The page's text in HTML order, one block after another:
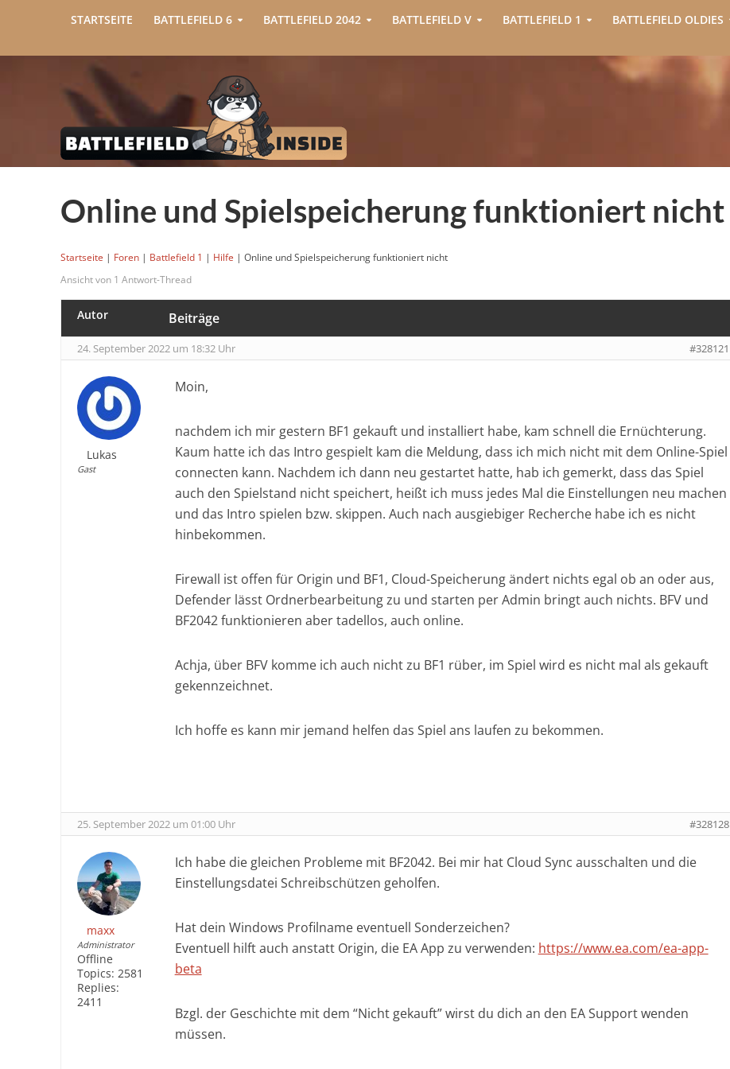
STARTSEITE BATTLEFIELD 6 BATTLEFIELD 2042 BATTLEFIELD V BATTLEFIELD 1 BATTLEFIELD OLDIES
Online und Spielspeicherung funktioniert nicht
Startseite | Foren | Battlefield 1 | Hilfe | Online und Spielspeicherung funktioniert nicht
Ansicht von 1 Antwort-Thread
Autor Beiträge
24. September 2022 um 18:32 Uhr #328121
Lukas
Gast
Moin,
nachdem ich mir gestern BF1 gekauft und installiert habe, kam schnell die Ernüchterung.
Kaum hatte ich das Intro gespielt kam die Meldung, dass ich mich nicht mit dem Online-Spiel
connecten kann. Nachdem ich dann neu gestartet hatte, hab ich gemerkt, dass das Spiel
auch den Spielstand nicht speichert, heißt ich muss jedes Mal die Einstellungen neu machen
und das Intro spielen bzw. skippen. Auch nach ausgiebiger Recherche habe ich es nicht
hinbekommen.
Firewall ist offen für Origin und BF1, Cloud-Speicherung ändert nichts egal ob an oder aus,
Defender lässt Ordnerbearbeitung zu und starten per Admin bringt auch nichts. BFV und
BF2042 funktionieren aber tadellos, auch online.
Achja, über BFV komme ich auch nicht zu BF1 rüber, im Spiel wird es nicht mal als gekauft
gekennzeichnet.
Ich hoffe es kann mir jemand helfen das Spiel ans laufen zu bekommen.
25. September 2022 um 01:00 Uhr #328128
maxx
Administrator
Offline
Topics: 2581
Replies:
2411
Ich habe die gleichen Probleme mit BF2042. Bei mir hat Cloud Sync ausschalten und die
Einstellungsdatei Schreibschützen geholfen.
Hat dein Windows Profilname eventuell Sonderzeichen?
Eventuell hilft auch anstatt Origin, die EA App zu verwenden: https://www.ea.com/ea-app-
beta
Bzgl. der Geschichte mit dem “Nicht gekauft” wirst du dich an den EA Support wenden
müssen.